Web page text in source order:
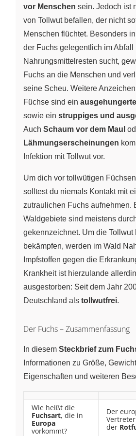
vor Menschen sein. Jedoch ist
von Tollwut befallen, der nicht
Menschen flüchtet. Besonders
der Fuchs gelegentlich im Abfall
Nahrungsmittelresten sucht,
Fuchs an die Menschen und
seine Scheu. Weitere
Füchse sind ein
sowie ein struppiges und
Auch Schaum vor dem Maul
Lähmungserscheinungen
Infektion mit Tollwut vor.
Um dich vor tollwütigen
solltest du niemals Kontakt mit
zutraulichen Fuchs aufnehmen.
Waldgebiete sind meistens
gekennzeichnet. Um die Tollwut
bekämpfen, werden im Wald
Impfstoffen gegen die
Krankheit ist hierzulande
ausgestorben: Seit dem Jahr
Deutschland als tollwutfrei.
Der Fuchs – Zusammenfassung
In diesem Steckbrief zum
Informationen zu Größe,
Eigenschaften und weiteren
Wie heißt die
Fuchsart, die in
Europa
vorkommt?
Der
der